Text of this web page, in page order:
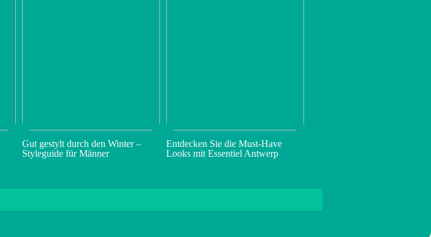
Gut gestylt durch den Winter –
Styleguide für Männer
Entdecken Sie die Must-Have
Looks mit Essentiel Antwerp